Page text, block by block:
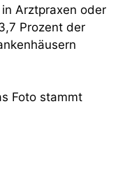
Arztpraxen oder
Prozent der
Foto stammt